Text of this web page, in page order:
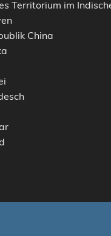
Territorium im
China